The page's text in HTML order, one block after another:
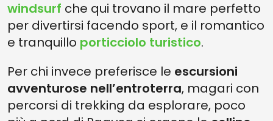
windsurf che qui trovano il mare perfetto
per divertirsi facendo sport, e il romantico
e tranquillo porticciolo turistico.
Per chi invece preferisce le escursioni
avventurose nell’entroterra, magari con
percorsi di trekking da esplorare, poco